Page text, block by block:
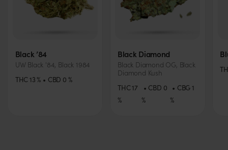
Black ’84
UW Black '84, Black 1984
THC 13 % CBD 0 %
Black Diamond
Black Diamond OG, Black
Diamond Kush
THC17
%
CBD 0
%
CBG 1
%